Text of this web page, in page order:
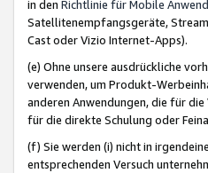
in den Richtlinie für Mobile
Satellitenempfangsgeräte,
Cast oder Vizio Internet-Apps).
(e) Ohne unsere ausdrückliche
verwenden, um Produkt-
anderen Anwendungen, die für
für die direkte Schulung oder
(f) Sie werden (i) nicht in
entsprechenden Versuch